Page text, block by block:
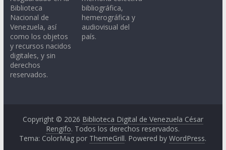
Biblioteca
Nacional de
Venezuela, así
como los objetos
y recursos nacidos
digitales, y sin
derechos
reservados.
bibliográfica,
hemerográfica y
audiovisual del
país.
Copyright © 2026 Biblioteca Digital de Venezuela César
Rengifo. Todos los derechos reservados.
Tema: ColorMag por ThemeGrill. Powered byWordPress.